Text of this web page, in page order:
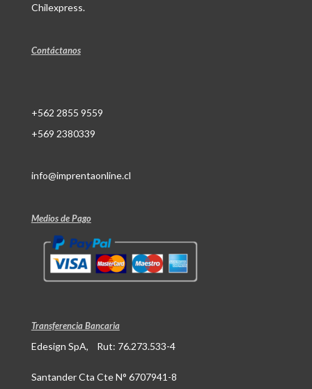
Chilexpress.
Contáctanos
+562 2855 9559
+569 2380339
info@imprentaonline.cl
Medios de Pago
Transferencia Bancaria
Edesign SpA, Rut: 76.273.533-4
Santander Cta Cte N° 6707941-8